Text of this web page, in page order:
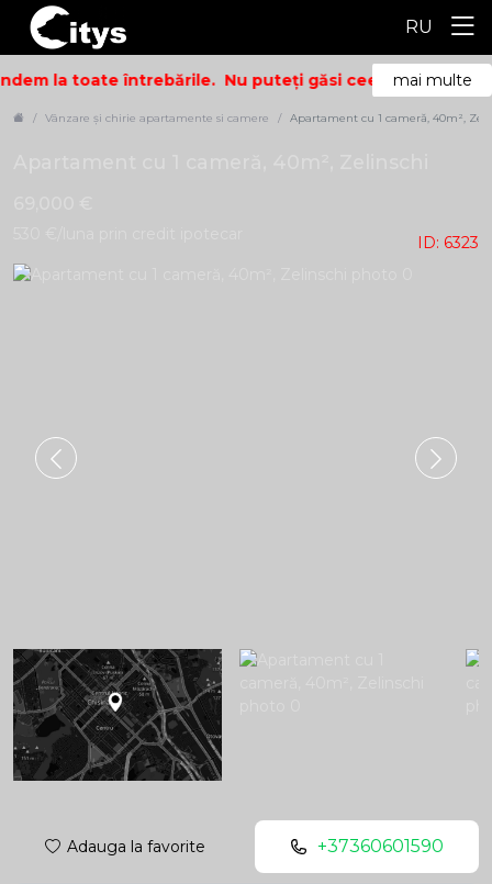
RU
la toate întrebările. Nu puteți găsi ceea ce căutați?
mai multe
Vânzare și chirie apartamente si camere Apartament cu 1 cameră, 40m²,
ID: 6323
Adauga la favorite +37360601590